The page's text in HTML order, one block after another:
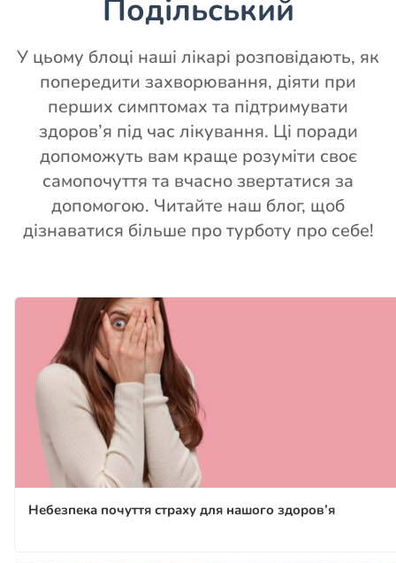
Подільський
У цьому блоці наші лікарі розповідають, як
попередити захворювання, діяти при
перших симптомах та підтримувати
здоров’я під час лікування. Ці поради
допоможуть вам краще розуміти своє
самопочуття та вчасно звертатися за
допомогою. Читайте наш блог, щоб
дізнаватися більше про турботу про себе!
Небезпека почуття страху для нашого здоров’я